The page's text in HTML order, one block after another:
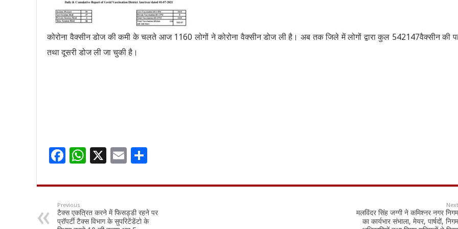
कोरोना वैक्सीन डोज की कमी के चलते आज 1160 लोगों ने कोरोना वैक्सीन डोज ली है। अब तक जिले में लोगों द्वारा कुल 542147वैक्सीन की
तथा दूसरी डोज ली जा चुकी है।
F
e
b
o
W
at
p
X
E
ai ar
e
Previous
टैक्स एकत्रित करने में फिसड्डी रहने पर
प्रॉपर्टी टैक्स विभाग के सुपरिटेंडेंटो के
Next
मलविंदर सिंह जग्गी ने कमिश्नर नगर निगम
का कार्यभार संभाला, मेयर, पार्षदों, निगम